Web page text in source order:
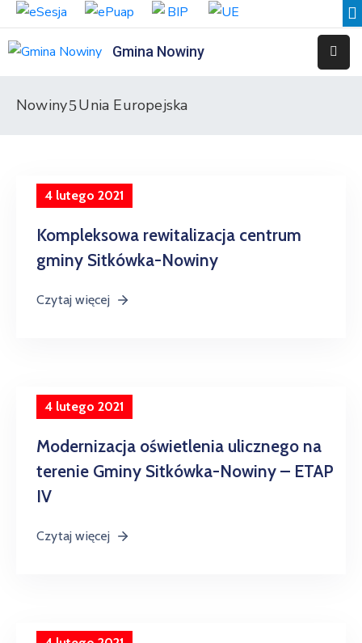
Gmina Nowiny
Nowinach
Podstawowa
Kowali
Placówek
Oświatowych
Bolechowicach
Nowiny Unia Europejska
4 lutego 2021
Kompleksowa rewitalizacja centrum
gminy Sitkówka-Nowiny
Czytaj więcej
4 lutego 2021
Modernizacja oświetlenia ulicznego na
terenie Gminy Sitkówka-Nowiny – ETAP
IV
Czytaj więcej